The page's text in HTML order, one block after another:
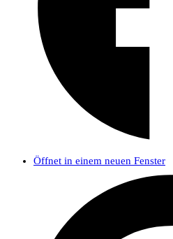
Öffnet in einem neuen Fenster